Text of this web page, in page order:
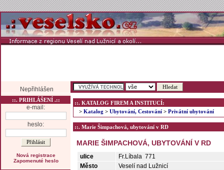
Nepřihlášen
::. PRIHLÁŠENÍ .::
e-mail:
heslo:
Nová registrace
Zapomenuté heslo
::. KATALOG FIREM A INSTITUCÍ:
> Katalog > Ubytování, Cestování > Privátní ubytování
::. Marie Šimpachová, ubytování v RD
MARIE ŠIMPACHOVÁ, UBYTOVÁNÍ V RD
ulice
Fr.Líbala 771
Město
Veselí nad Lužnicí